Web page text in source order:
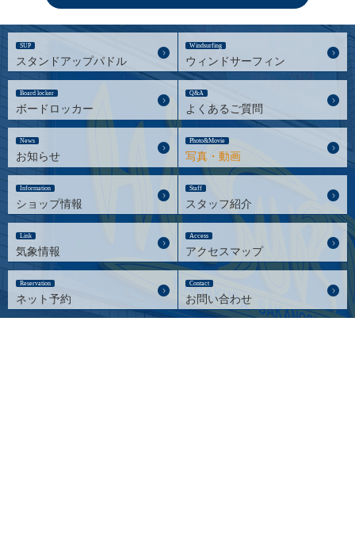
SUP
スタンドアップパドル
Windsurfing
ウィンドサーフィン
Board locker
ボードロッカー
Q&A
よくあるご質問
News
お知らせ
Photo&Movie
写真・動画
Information
ショップ情報
Staff
スタッフ紹介
Link
気象情報
Access
アクセスマップ
Reservation
ネット予約
Contact
お問い合わせ